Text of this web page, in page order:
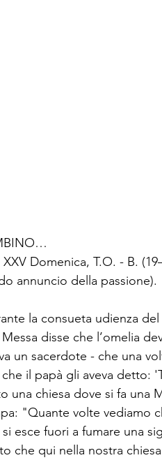
Domenica, T.O. - B.
annuncio della passione).
la consueta udienza
disse che l’omelia
un sacerdote - che una
il papà gli aveva detto:
una chiesa dove si fa una
"Quante volte vediamo
esce fuori a fumare una
che qui nella nostra